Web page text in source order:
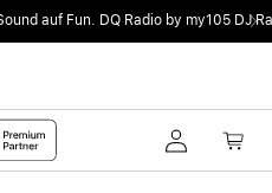
by my105 DJ Radio.